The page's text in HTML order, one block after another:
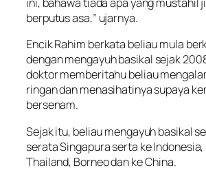
berputus asa,” ujarnya.
Encik Rahim berkata beliau mula
dengan mengayuh basikal sejak
doktor memberitahu beliau
ringan dan menasihatinya supaya
bersenam.
Sejak itu, beliau mengayuh basikal
serata Singapura serta ke
Thailand, Borneo dan ke China.